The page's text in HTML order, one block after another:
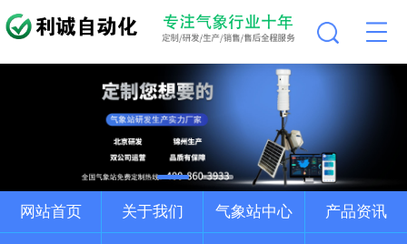
网站首页 关于我们 气象站中心 产品资讯